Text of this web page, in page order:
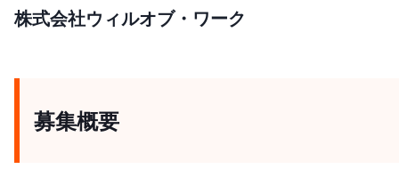
株式会社ウィルオブ・ワーク
募集概要